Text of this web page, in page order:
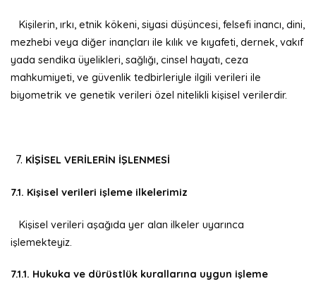
Kişilerin, ırkı, etnik kökeni, siyasi düşüncesi, felsefi inancı, dini,
mezhebi veya diğer inançları ile kılık ve kıyafeti, dernek, vakıf
yada sendika üyelikleri, sağlığı, cinsel hayatı, ceza
mahkumiyeti, ve güvenlik tedbirleriyle ilgili verileri ile
biyometrik ve genetik verileri özel nitelikli kişisel verilerdir.
KİŞİSEL VERİLERİN İŞLENMESİ
7.1. Kişisel verileri işleme ilkelerimiz
Kişisel verileri aşağıda yer alan ilkeler uyarınca
işlemekteyiz.
7.1.1. Hukuka ve dürüstlük kurallarına uygun işleme